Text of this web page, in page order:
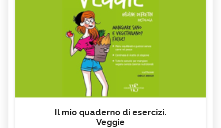
Il mio quaderno di esercizi.
Veggie